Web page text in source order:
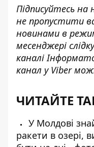
Підписуйтесь на
не пропустити
новинами в
месенджері
каналі
канал у Viber
ЧИТАЙТЕ
У Молдові
ракети в озері,